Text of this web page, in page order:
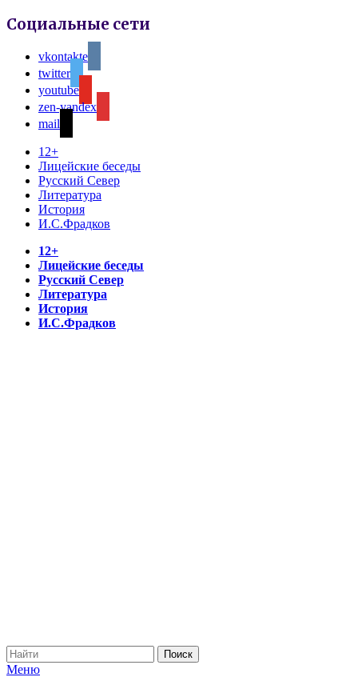
Социальные сети
vkontakte
twitter
youtube
zen-yandex
mail
12+
Лицейские беседы
Русский Север
Литература
История
И.С.Фрадков
12+
Лицейские беседы
Русский Север
Литература
История
И.С.Фрадков
Меню